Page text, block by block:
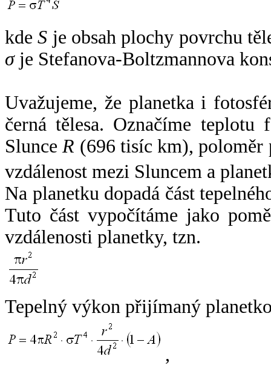
kdeS je obsah plochy povrchu
σje Stefanova-Boltzmannova
Uvažujeme, že planetka i
černá tělesa. Označíme
SlunceR (696 tisíc km),
vzdálenost mezi Sluncem a
Na planetku dopadá část
Tuto část vypočítáme jako
vzdálenosti planetky, tzn.
Tepelný výkon přijímaný
,